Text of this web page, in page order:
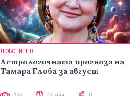
ЛЮБОПИТНО
Астрологичната прогноза на
Тамара Глоба за август